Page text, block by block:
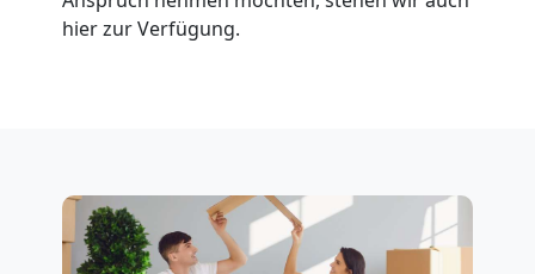
hier zur Verfügung.
Übersiedlung
Wolfsberg